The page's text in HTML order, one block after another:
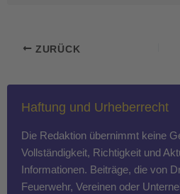
ZURÜCK
Haftung und Urheberrecht
Die Redaktion übernimmt keine
Vollständigkeit, Richtigkeit und
Informationen. Beiträge, die von
Feuerwehr, Vereinen oder